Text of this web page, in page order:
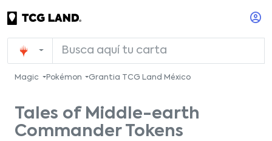
Magic Pokémon Grantia TCG Land México
Tales of Middle-earth
Commander Tokens